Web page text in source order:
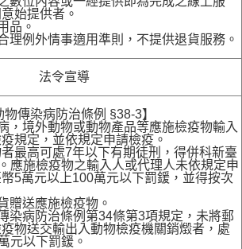
始提供者。
品。
理例外情事適用準則，不提供退貨服務。
法令宣導
物傳染病防治條例 §38-3】
，境外動物或動物產品等應施檢疫物輸入
規定，並依規定申請檢疫。
最高可處7年以下有期徒刑，得併科新臺
應施檢疫物之輸入人或代理人未依規定申
5萬元以上100萬元以下罰鍰，並得按次
贈送應施檢疫物。
染病防治條例第34條第3項規定，未將郵
物送交輸出入動物檢疫機關銷燬者，處
元以下罰鍰。